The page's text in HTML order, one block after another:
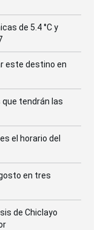
de 5.4 °C y
este destino en
tendrán las
el horario del
en tres
de Chiclayo